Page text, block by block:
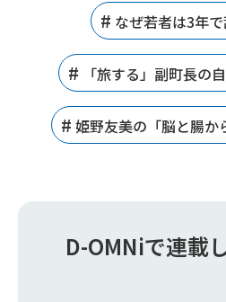
なぜ若者は3年
「旅する」副町長の
姫野友美の「脳と腸か
D-OMNiで連載